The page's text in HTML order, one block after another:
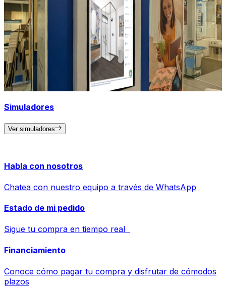
Simuladores
Ver simuladores
Habla con nosotros
Chatea con nuestro equipo a través de WhatsApp
Estado de mi pedido
Sigue tu compra en tiempo real
Financiamiento
Conoce cómo pagar tu compra y disfrutar de cómodos
plazos